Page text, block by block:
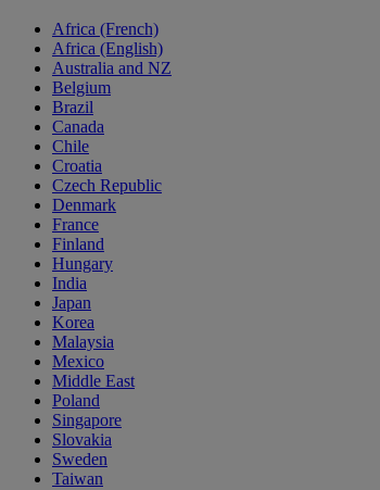
Africa (French)
Africa (English)
Australia and NZ
Belgium
Brazil
Canada
Chile
Croatia
Czech Republic
Denmark
France
Finland
Hungary
India
Japan
Korea
Malaysia
Mexico
Middle East
Poland
Singapore
Slovakia
Sweden
Taiwan